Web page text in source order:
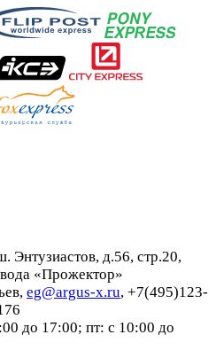
Энтузиастов, д.56, стр.20,
«Прожектор»
eg@argus-x.ru, +7(495)123-
до 17:00; пт: с 10:00 до